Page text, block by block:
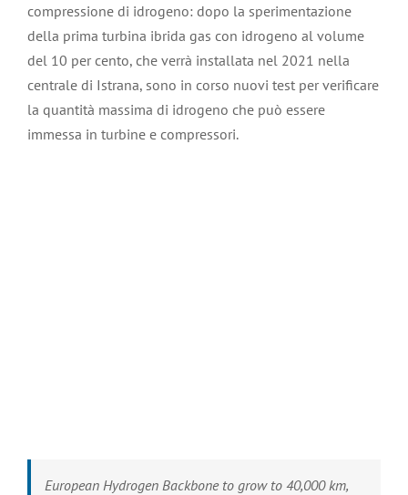
compressione di idrogeno: dopo la sperimentazione
della prima turbina ibrida gas con idrogeno al volume
del 10 per cento, che verrà installata nel 2021 nella
centrale di Istrana, sono in corso nuovi test per verificare
la quantità massima di idrogeno che può essere
immessa in turbine e compressori.
European Hydrogen Backbone to grow to 40,000 km,